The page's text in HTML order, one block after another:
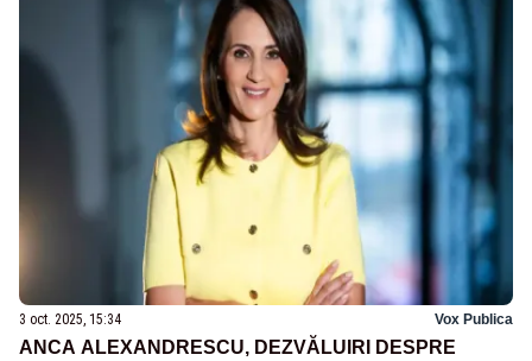
3 oct. 2025, 15:34 Vox Publica
ANCA ALEXANDRESCU, DEZVĂLUIRI DESPRE